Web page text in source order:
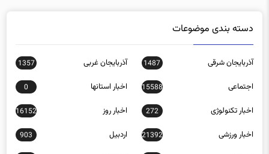
آذربایجان شرقی
اجتماعی 15588 اخبار استانها 0
اخبار تکنولوژی 272 اخبار روز 16152
اخبار ورزشی 21392 اردبیل 903
اصفهان 1616 اقتصادی 12118